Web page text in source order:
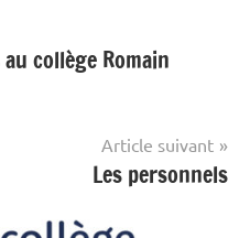
collège Romain
Article suivant
Les personnels